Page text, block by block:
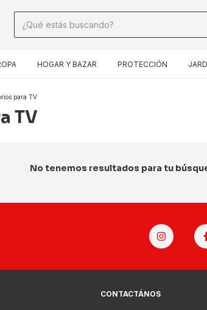
HOGAR Y BAZAR PROTECCIÓN
para TV
TV
No tenemos resultados para tu
CONTACTÁNOS